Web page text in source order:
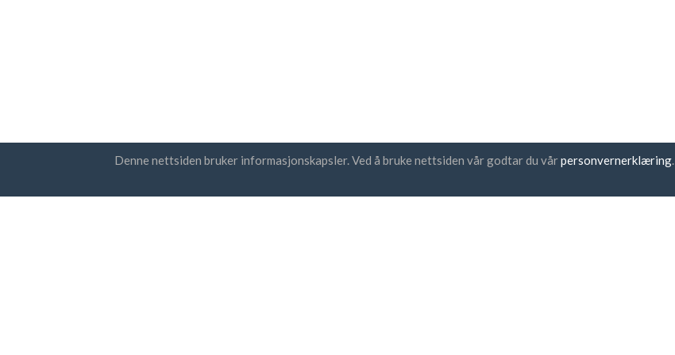
Denne nettsiden bruker informasjonskapsler. Ved å bruke nettsiden vår godtar du vårpersonvernerklæring.